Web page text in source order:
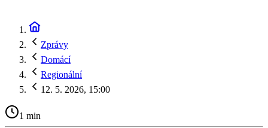
Zprávy
Domácí
Regionální
12. 5. 2026, 15:00
1 min